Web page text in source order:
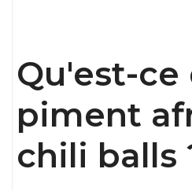
Qu'est-ce
piment
chili balls